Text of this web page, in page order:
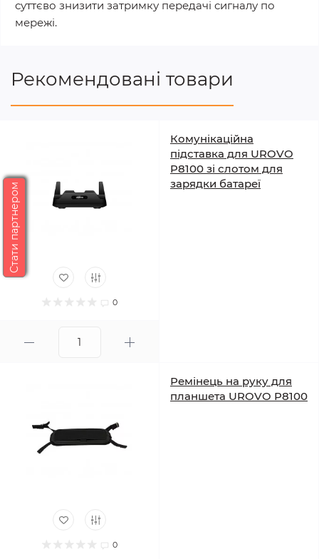
суттєво знизити затримку передачі сигналу по
мережі.
Рекомендовані товари
0
Комунікаційна
підставка для UROVO
P8100 зі слотом для
зарядки батареї
0
Ремінець на руку для
планшета UROVO P8100
Стати партнером